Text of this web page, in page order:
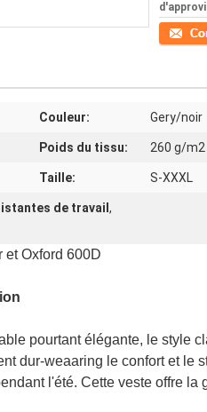
Contact
Couleur: Gery/noir
Poids du tissu: 260 g/
Taille: S-XXXL
de travail ,
et Oxford 600D
pourtant élégante, le style
dur-weaaring le confort et le
l'été. Cette veste offre la